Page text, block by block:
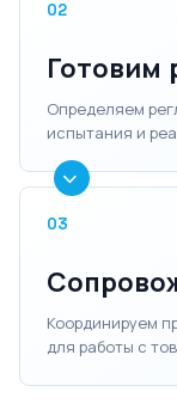
02
Готовим
Определяем
испытания и
03
Координируем
для работы с